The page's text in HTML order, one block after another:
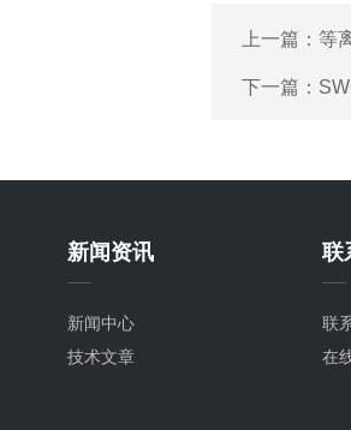
上一篇： 等
下一篇：
新闻资讯
新闻中心
技术文章
联
联
在